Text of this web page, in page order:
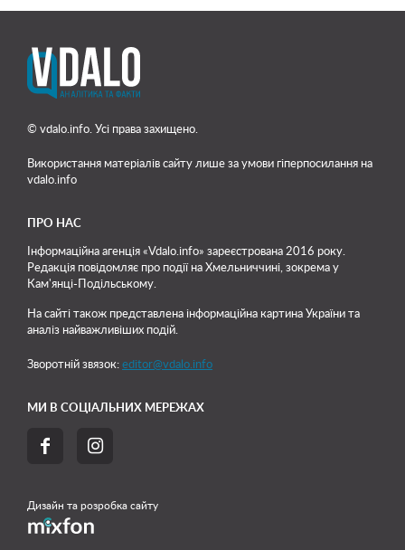
© vdalo.info. Усі права захищено.
Використання матеріалів сайту лише за умови гіперпосилання на
vdalo.info
ПРО НАС
Інформаційна агенція «Vdalo.info» зареєстрована 2016 року.
Редакція повідомляє про події на Хмельниччині, зокрема у
Кам'янці-Подільському.
На сайті також представлена інформаційна картина України та
аналіз найважливіших подій.
Зворотній звязок: editor@vdalo.info
МИ В СОЦІАЛЬНИХ МЕРЕЖАХ
 
Дизайн та розробка сайту